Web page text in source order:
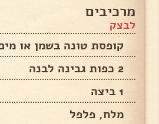
מרכיבים
לבצק
קופסת טונה בשמן או
2 כפות גבינה לבנה
1 ביצה
מלח, פלפל